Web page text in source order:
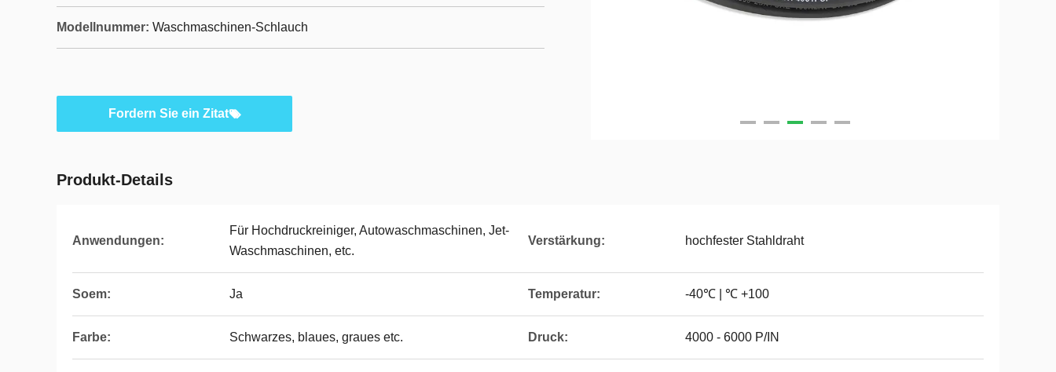
Modellnummer: Waschmaschinen-Schlauch
Fordern Sie ein Zitat
Produkt-Details
Anwendungen:
Für Hochdruckreiniger, Autowaschmaschinen, Jet-
Waschmaschinen, etc.
Verstärkung: hochfester Stahldraht
Soem: Ja Temperatur: -40℃ | ℃ +100
Farbe: Schwarzes, blaues, graues etc. Druck: 4000 - 6000 P/IN